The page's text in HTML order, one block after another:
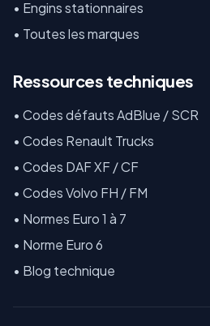
• Engins stationnaires
• Toutes les marques
Ressources techniques
• Codes défauts AdBlue / SCR
• Codes Renault Trucks
• Codes DAF XF / CF
• Codes Volvo FH / FM
• Normes Euro 1 à 7
• Norme Euro 6
• Blog technique